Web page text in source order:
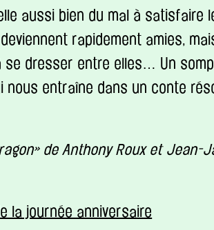
aussi bien du mal à satisfaire
rapidement amies,
dresser entre elles… Un
nous entraîne dans un conte
de Anthony Roux et Jean-
la journée anniversaire